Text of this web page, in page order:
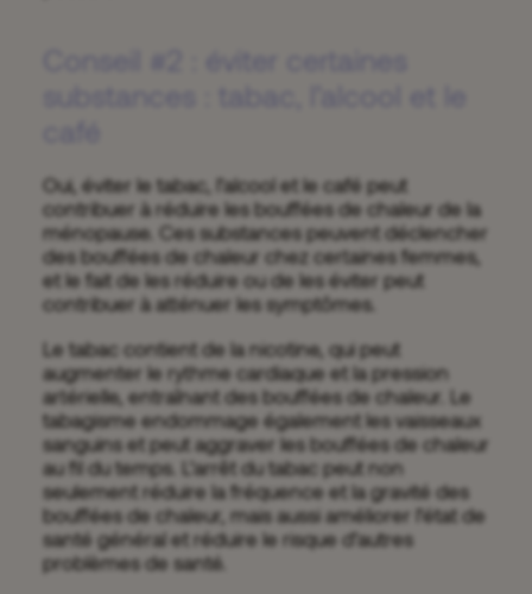
Conseil #2 : éviter certaines
Oui, éviter le tabac, l’alcool et le café peut
contribuer à réduire les bouffées de chaleur de la
ménopause. Ces substances peuvent déclencher
des bouffées de chaleur chez certaines femmes,
et le fait de les réduire ou de les éviter peut
contribuer à atténuer les symptômes.
Le tabac contient de la nicotine, qui peut
augmenter le rythme cardiaque et la pression
artérielle, entraînant des bouffées de chaleur. Le
tabagisme endommage également les vaisseaux
sanguins et peut aggraver les bouffées de chaleur
au fil du temps. L’arrêt du tabac peut non
seulement réduire la fréquence et la gravité des
bouffées de chaleur, mais aussi améliorer l’état de
santé général et réduire le risque d’autres
problèmes de santé.